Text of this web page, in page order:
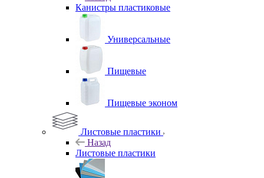
Канистры пластиковые
Универсальные
Пищевые
Пищевые эконом
Листовые пластики
Назад
Листовые пластики